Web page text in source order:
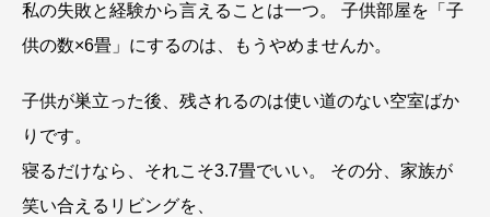
私の失敗と経験から言えることは一つ。 子供部屋を「子
供の数×6畳」にするのは、もうやめませんか。
子供が巣立った後、残されるのは使い道のない空室ばか
りです。
寝るだけなら、それこそ3.7畳でいい。 その分、家族が
笑い合えるリビングを、